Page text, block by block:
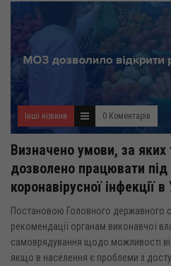
Інші новини 0 Коментарів
Визначено умови, за
дозволено працювати
коронавірусної інфекції в
Постановою Головного державного
рекомендації органам виконавчої
самоврядування щодо можливості
якщо в населення є проблеми з